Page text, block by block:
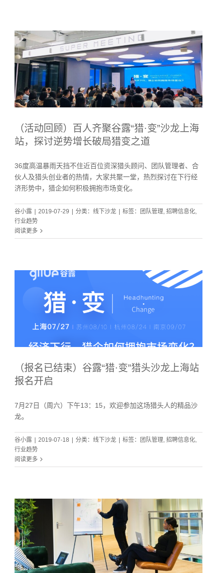
（活动回顾）百人齐聚谷露“猎·变”沙龙上海
站，探讨逆势增长破局猎变之道
36度高温暴雨天挡不住近百位资深猎头顾问、团队管理者、合
伙人及猎头创业者的热情，大家共聚一堂，热烈探讨在下行经
济形势中，猎企如何积极拥抱市场变化。
谷小露 2019-07-29 分类： 线下沙龙 标签： 团队管理, 招聘信息化,
行业趋势
阅读更多
（报名已结束）谷露“猎·变”猎头沙龙上海站
报名开启
7月27日（周六）下午13：15，欢迎参加这场猎头人的精品沙
龙。
谷小露 | 2019-07-18 | 分类： 线下沙龙 | 标签： 团队管理 招聘信息化
行业趋势
阅读更多